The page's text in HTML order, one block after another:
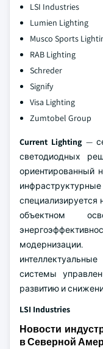
LSI Industries
Lumien Lighting
Musco Sports
RAB Lighting
Schreder
Signify
Visa Lighting
Zumtobel Group
Current Lighting —
светодиодных
ориентированный
объектном
системы
развитию и
LSI Industries
Новости
в Северной